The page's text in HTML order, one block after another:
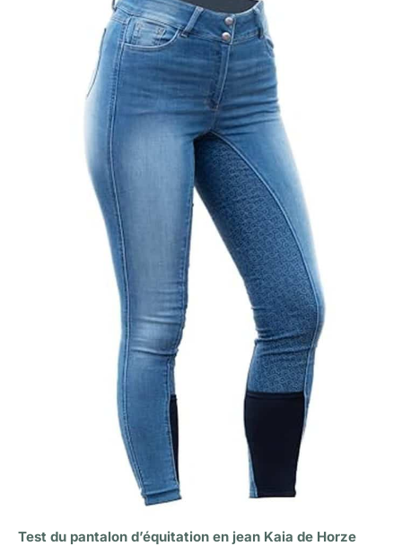
Test du pantalon d’équitation en jean Kaia de Horze